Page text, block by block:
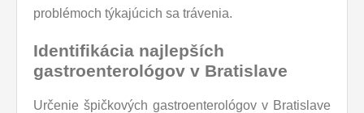
problémoch týkajúcich sa trávenia.
Identifikácia najlepších
gastroenterológov v Bratislave
Určenie špičkových gastroenterológov v Bratislave